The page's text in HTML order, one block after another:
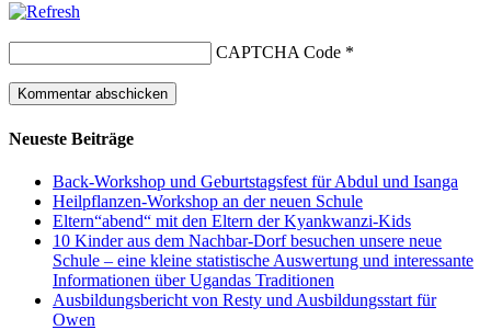
CAPTCHA Code *
Neueste Beiträge
Back-Workshop und Geburtstagsfest für Abdul und Isanga
Heilpflanzen-Workshop an der neuen Schule
Eltern“abend“ mit den Eltern der Kyankwanzi-Kids
10 Kinder aus dem Nachbar-Dorf besuchen unsere neue
Schule – eine kleine statistische Auswertung und interessante
Informationen über Ugandas Traditionen
Ausbildungsbericht von Resty und Ausbildungsstart für
Owen